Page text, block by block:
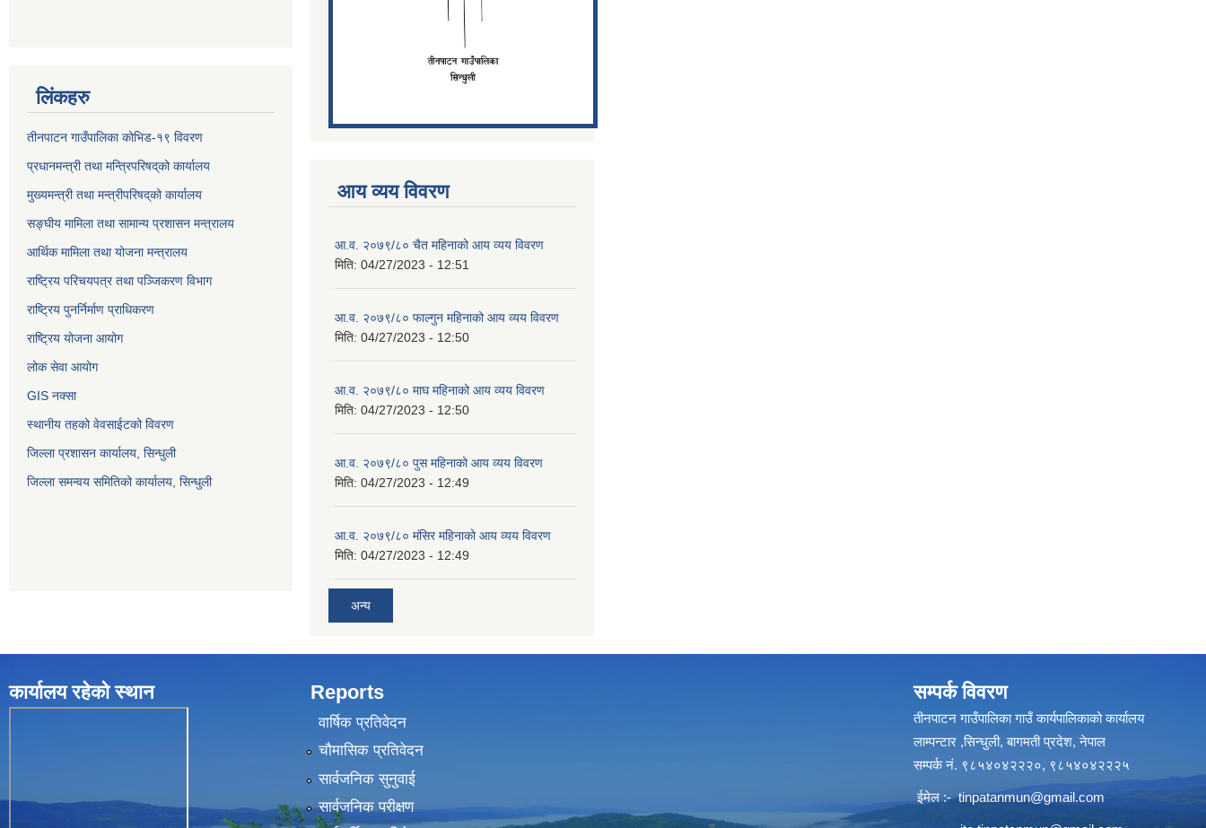
लिंकहरु
तीनपाटन गाउँपालिका कोभिड-१९ विवरण
प्रधानमन्त्री तथा मन्त्रिपरिषद्‌को कार्यालय
मुख्यमन्त्री तथा मन्त्रीपरिषद्‌को कार्यालय
सङ्घीय मामिला तथा सामान्य प्रशासन मन्त्रालय
आर्थिक मामिला तथा योजना मन्त्रालय
राष्ट्रिय परिचयपत्र तथा पञ्जिकरण विभाग
राष्ट्रिय पुनर्निर्माण प्राधिकरण
राष्ट्रिय योजना आयोग
लोक सेवा आयोग
GIS नक्सा
स्थानीय तहको वेवसाईटको विवरण
जिल्ला प्रशासन कार्यालय, सिन्धुली
जिल्ला समन्वय समितिको कार्यालय, सिन्धुली
आय व्यय विवरण
आ.व. २०७९/८० चैत महिनाको आय व्यय विवरण
मिति: 04/27/2023 - 12:51
आ.व. २०७९/८० फाल्गुन महिनाको आय व्यय विवरण
मिति: 04/27/2023 - 12:50
आ.व. २०७९/८० माघ महिनाको आय व्यय विवरण
मिति: 04/27/2023 - 12:50
आ.व. २०७९/८० पुस महिनाको आय व्यय विवरण
मिति: 04/27/2023 - 12:49
आ.व. २०७९/८० मंसिर महिनाको आय व्यय विवरण
मिति: 04/27/2023 - 12:49
अन्य
कार्यालय रहेकाे स्थान Reports
वार्षिक प्रतिवेदन
चौमासिक प्रतिवेदन
सार्वजनिक सुनुवाई
सार्वजनिक परीक्षण
सम्पर्क विवरण
तीनपाटन गाउँपालिका गाउँ कार्यपालिकाको कार्यालय
लाम्पन्टार ,सिन्धुली, बागमती प्रदेश, नेपाल
सम्पर्क नं. ९८५४०४२२२०, ९८५४०४२२२५
ईमेल :-tinpatanmun@gmail.com